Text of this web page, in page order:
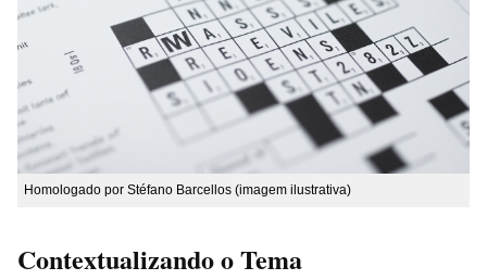
Homologado por Stéfano Barcellos (imagem ilustrativa)
Contextualizando o Tema